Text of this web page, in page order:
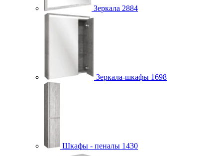
Зеркала 2884
Зеркала-шкафы 1698
Шкафы - пеналы 1430